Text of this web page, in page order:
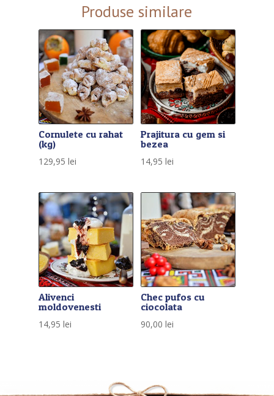
Produse similare
Cornulete cu rahat
(kg)
129,95 lei
Prajitura cu gem si
bezea
14,95lei
Alivenci
moldovenesti
14,95 lei
Chec pufos cu
ciocolata
90,00lei